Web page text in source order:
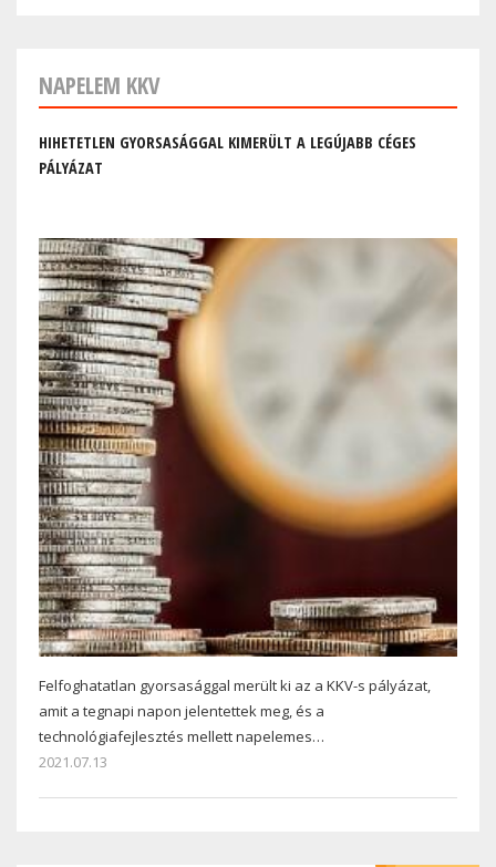
NAPELEM KKV
HIHETETLEN GYORSASÁGGAL KIMERÜLT A LEGÚJABB CÉGES
PÁLYÁZAT
Felfoghatatlan gyorsasággal merült ki az a KKV-s pályázat,
amit a tegnapi napon jelentettek meg, és a
technológiafejlesztés mellett napelemes…
2021.07.13